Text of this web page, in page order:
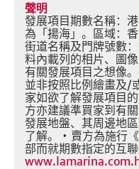
聲明
發展項目期數名稱：
為「揚海」。區域：
街道名稱及門牌號數
料內載列的相片、圖
有關發展項目之想像
並非按照比例繪畫及/
家如欲了解發展項目
方亦建議準買家到有
發展地盤、其周邊地
了解。
• 賣方為施行
部而就期數指定的互聯